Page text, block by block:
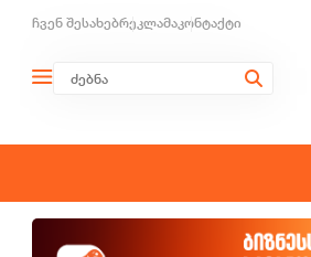
ჩვენ შესახებრეკლამაკონტაქტი